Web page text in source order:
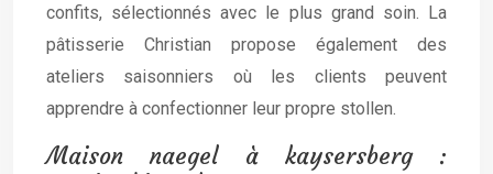
confits, sélectionnés avec le plus grand soin. La
pâtisserie Christian propose également des
ateliers saisonniers où les clients peuvent
apprendre à confectionner leur propre stollen.
Maison naegel à kaysersberg :